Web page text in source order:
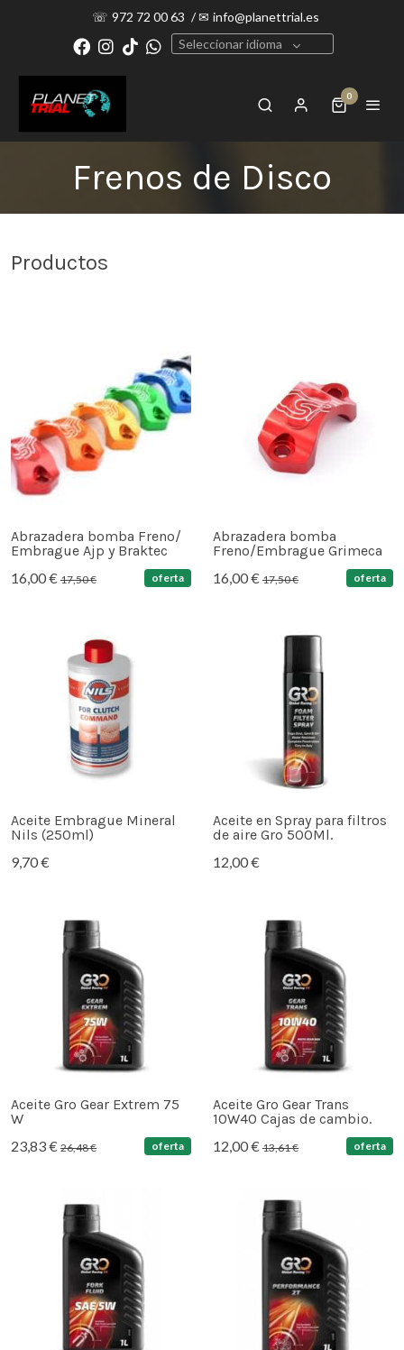
☏ 972 72 00 63 /✉ info@planettrial.es
Seleccionar idioma
0
Frenos de Disco
Productos
Abrazadera bomba Freno/
Embrague Ajp y Braktec
16,00 € 17,50 € oferta
Abrazadera bomba
Freno/Embrague Grimeca
16,00 € 17,50 € oferta
Aceite Embrague Mineral
Nils (250ml)
9,70 €
Aceite en Spray para filtros
de aire Gro 500Ml.
12,00 €
Aceite Gro Gear Extrem 75
W
23,83 € 26,48 € oferta
Aceite Gro Gear Trans
10W40 Cajas de cambio.
12,00 € 13,61 € oferta